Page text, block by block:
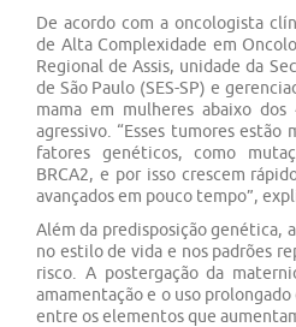
De acordo com a oncologista
de Alta Complexidade em
Regional de Assis, unidade da
de São Paulo (SES-SP) e
mama em mulheres abaixo
agressivo. “Esses tumores estão
fatores genéticos, como
BRCA2, e por isso crescem
avançados em pouco tempo”,
Além da predisposição genética,
no estilo de vida e nos padrões
risco. A postergação da
amamentação e o uso
entre os elementos que